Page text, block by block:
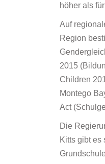
höher als
Auf
Region
2015
Children
Montego
Act
Die
Kitts gibt es